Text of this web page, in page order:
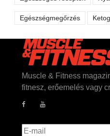
Egészségmegőrzés
Muscle & Fitness
fitnesz, erőemelés vagy